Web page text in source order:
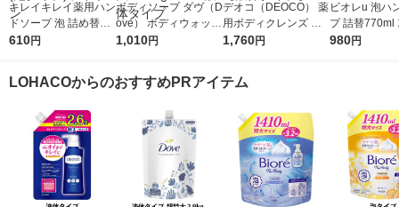
キレイキレイ薬用ハン
ドソープ 泡 詰め替え
特大 シトラスフルー
610円
ボディソープ ダヴ（D
ove） ボディウォッシ
プレミアム モイスチ
体タイプ
1,010円
デオコ（DEOCO） 薬
用ボディクレンズ 詰
め替え 大容量 650g
1,760円
ビオレu 泡ハ
プ 詰替770ml
（2個） 【泡
980円
LOHACOからのおすすめPRアイテム